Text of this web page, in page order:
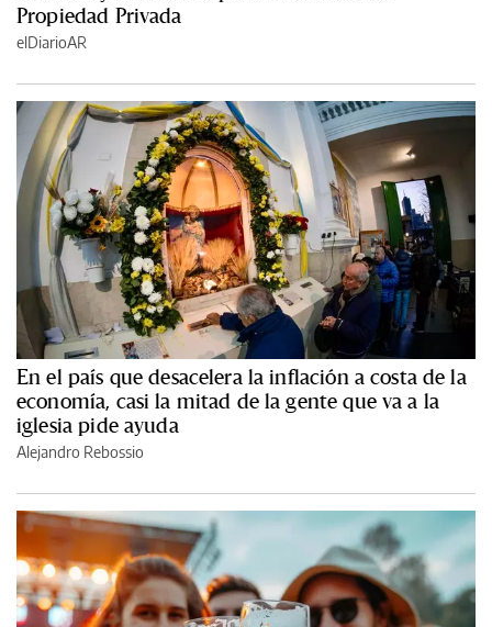
Propiedad Privada
elDiarioAR
En el país que desacelera la inflación a costa de la
economía, casi la mitad de la gente que va a la
iglesia pide ayuda
Alejandro Rebossio